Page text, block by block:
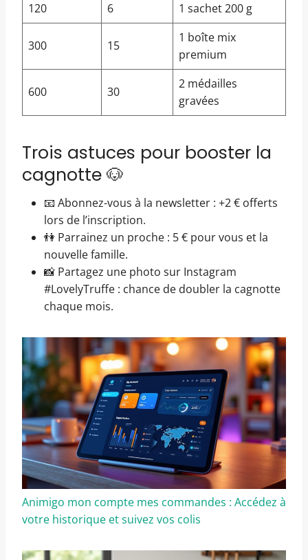
120
6 1 sachet 200 g
300 15
1 boîte mix
premium
600 30
2 médailles
gravées
Trois astuces pour booster la
cagnotte 🐶
📧 Abonnez-vous à la newsletter : +2 € offerts
lors de l’inscription.
👫 Parrainez un proche : 5 € pour vous et la
nouvelle famille.
📸 Partagez une photo sur Instagram
#LovelyTruffe : chance de doubler la cagnotte
chaque mois.
Animigo mon compte mes commandes : Accédez à
votre historique et suivez vos colis